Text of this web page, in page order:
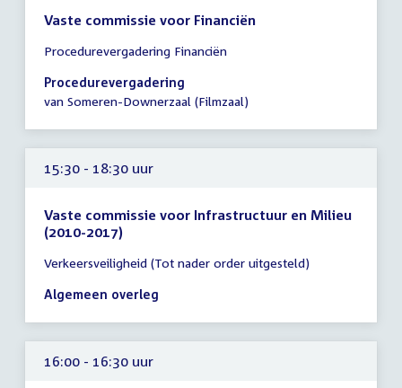
Vaste commissie voor Financiën
vergadering
15:30
uur
Procedurevergadering Financiën
Procedurevergadering
van Someren-Downerzaal (Filmzaal)
15:30 - 18:30 uur
Vaste commissie voor Infrastructuur en Milieu
(2010-2017)
vergadering
15:30
18:30
uur
Verkeersveiligheid (Tot nader order uitgesteld)
Algemeen overleg
16:00 - 16:30 uur